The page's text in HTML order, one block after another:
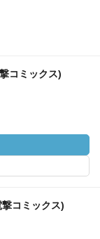
コミックス)
コミックス)